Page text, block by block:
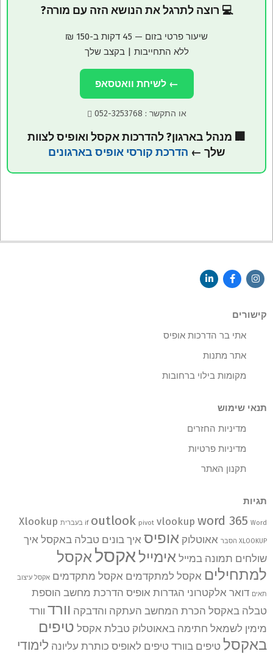
💻 רוצה לתרגל את הנושא הזה עם מורה?
שיעור פרטי בזום — 45 דקות ב-150 ₪
ללא התחייבות | בקצב שלך
← לשיחת וואטסאפ
או התקשר : 052-3253768
🏢 מנהל בארגון? להדרכות אקסל ואופיס לצוות
שלך ← הדרכת קורסי אופיס בארגונים
10-
קישורים
אתי בר הדרכות אופיס
אתר מתנות
מקומות בילוי ברחובות
תנאי שימוש
מדיניות החזרים
מדיניות פרטיות
תקנון האתר
תגיות
if outlook pivot vlookup word 365 Word בעברית Xlookup
XLOOKUP הסבר אאוטלוק אופיס איך בונים טבלה באקסל איך
שולחים תמונה במייל אימיילאקסלאקסל
למתחילים אקסל למתקדמים אקסל מתקדמים אקסל עיצוב
תאים דואר אלקטרוני הגדרות אופיס הדרכת מחשב הוספת
טבלה באקסל הכרת המחשב העתקה והדבקה וורד וורד
מימין לשמאל חתימה באאוטלוק טבלת אקסל טיפים
באקסל טיפים בוורד טיפים לאופיס כותרת עליונה לימודי